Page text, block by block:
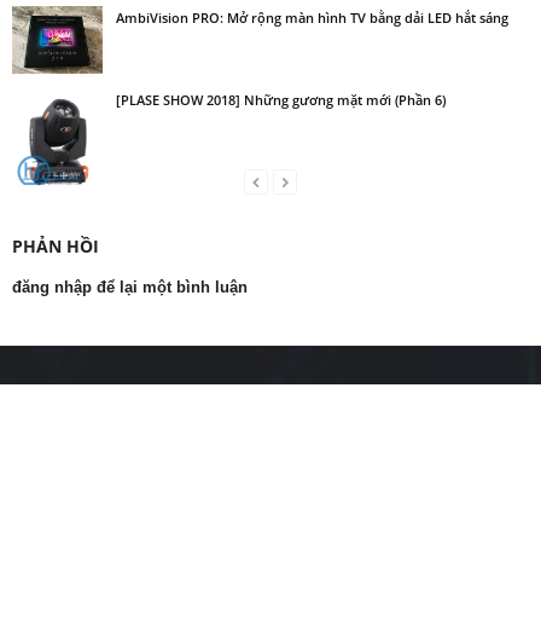
AmbiVision PRO: Mở rộng màn hình TV bằng dải LED hắt sáng
[PLASE SHOW 2018] Những gương mặt mới (Phần 6)
PHẢN HỒI
đăng nhập để lại một bình luận